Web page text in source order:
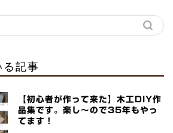
る記事
【初心者が作って来た】木工DIY作
品集です。楽し～ので35年もやっ
てます！